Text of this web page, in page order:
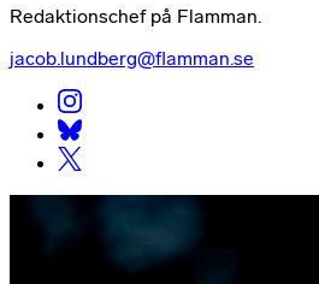
Redaktionschef på Flamman.
jacob.lundberg@flamman.se